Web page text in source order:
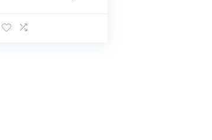
1000 MAH Batterij